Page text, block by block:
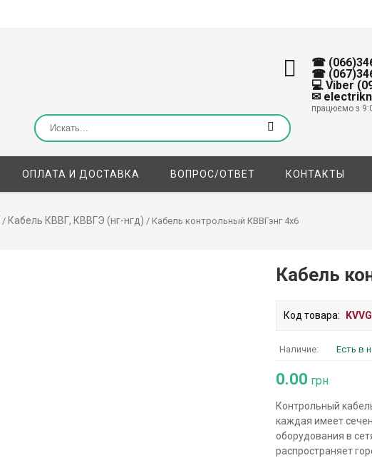
☎
☎
💻 Viber
✉
працюємо з
ОПЛАТА И ДОСТАВКА ВОПРОС/ОТВЕТ КОНТАКТЫ
/ Кабель КВВГ, КВВГЭ (нг-нгд) / Кабель контрольный КВВГэнг 4х6
Кабель
Код товара:
Наличие: Есть в
0.00 грн
Контрольный
каждая имеет
оборудования в
распространяет